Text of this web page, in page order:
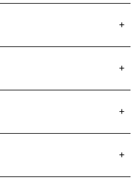
+
+
+
+